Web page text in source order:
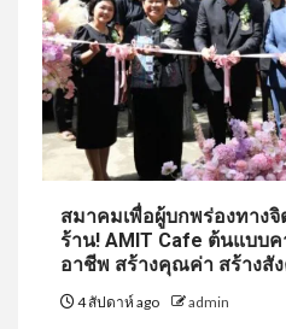
สมาคมเพื่อผู้บกพร่องทางจิ
ร้าน! AMIT Cafe ต้นแบบค
อาชีพ สร้างคุณค่า สร้างสั
4 สัปดาห์ ago admin